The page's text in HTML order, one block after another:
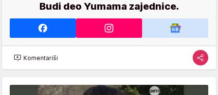
Budi deo Yumama zajednice.
Komentariši